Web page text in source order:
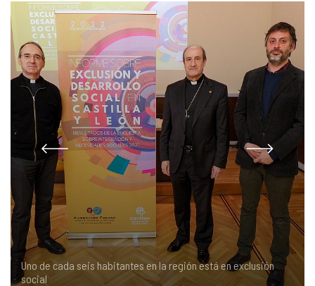
Uno de cada seis habitantes en la región está en exclusión
social
COMPLIANCE
DOCTRINA DE LA IGLESIA
PORTAL DE TRANSPARENCIA
RENDICIÓN CUENTAS ENTIDADES RELIGIOSAS
PREGUNTAS FRECUENTES
PASTORAL SAMARITANA
CENTROS SOCIALES
APOSTOLADO SEGLAR
VIDA CONSAGRADA
IMÁGENES
VÍDEOS
AUDIOS